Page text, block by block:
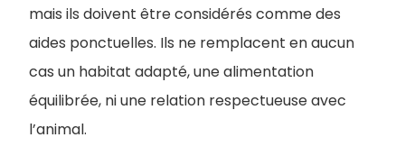
mais ils doivent être considérés comme des
aides ponctuelles. Ils ne remplacent en aucun
cas un habitat adapté, une alimentation
équilibrée, ni une relation respectueuse avec
l’animal.